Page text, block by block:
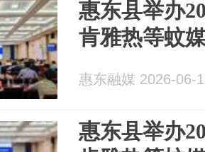
惠东县举办
肯雅热等蚊
惠东融媒 2026-06-
惠东县举办